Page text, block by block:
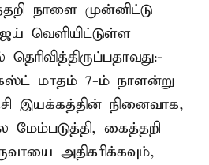
நாளை முன்னிட்டு
வெளியிட்டுள்ள
மாதம் 7-ம் நாளன்று
இயக்கத்தின் நினைவாக,
கைத்தறி
அதிகரிக்கவும்,